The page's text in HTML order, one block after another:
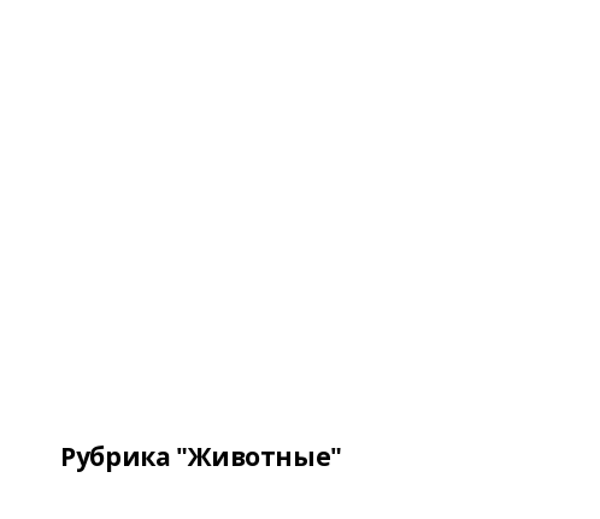
Рубрика "Животные"